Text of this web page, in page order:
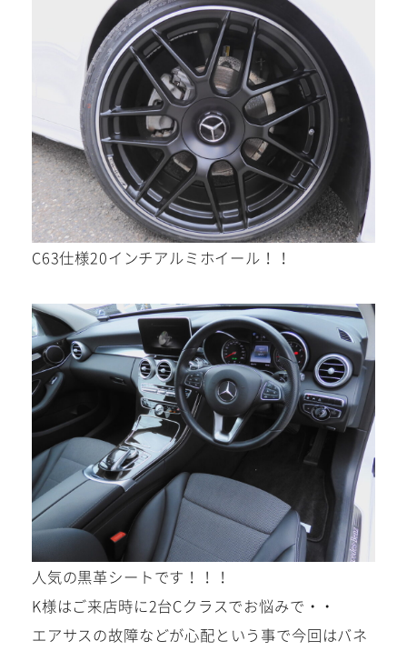
C63仕様20インチアルミホイール！！
人気の黒革シートです！！！
K様はご来店時に2台Cクラスでお悩みで・・
エアサスの故障などが心配という事で今回はバネ